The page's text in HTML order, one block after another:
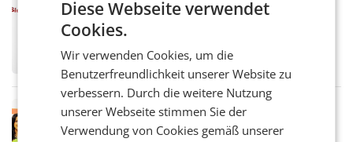
ProSiebenSat.1 spart und macht
überraschend viel Gewinn
UNTERFÖHRING/MAILAND/AMSTERDAM. Der
Fernsehkonzern ProSiebenSat.1 hat im
Frühjahr dank Kostensenkungen operativ
wieder Gewinn gemacht und die
Markterwartung deutlich übertroffen.
RETAIL
Eine Bühne für Zirkularität: ARA und
Diese Webseite verwendet
Cookies.
Wir verwenden Cookies, um die
Benutzerfreundlichkeit unserer Website zu
verbessern. Durch die weitere Nutzung
unserer Webseite stimmen Sie der
Verwendung von Cookies gemäß unserer